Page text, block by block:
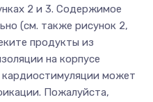
2 и 3. Содержимое
(см. также рисунок 2,
продукты из
на корпусе
кардиостимуляции может
Пожалуйста,